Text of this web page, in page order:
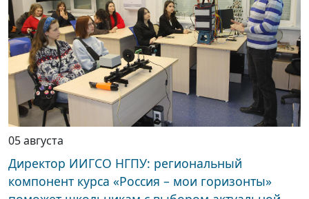
05 августа
Директор ИИГСО НГПУ: региональный
компонент курса «Россия – мои горизонты»